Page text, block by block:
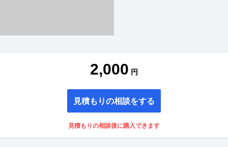
2,000 円
見積もりの相談をする
見積もりの相談後に購入できます